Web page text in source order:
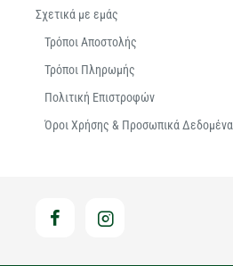
Σχετικά με εμάς
Τρόποι Αποστολής
Τρόποι Πληρωμής
Πολιτική Επιστροφών
Όροι Χρήσης & Προσωπικά Δεδομένα